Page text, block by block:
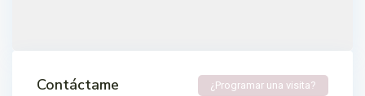
Contáctame ¿Programar una visita?